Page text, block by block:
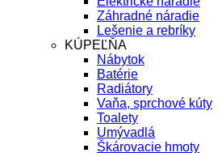
Záhradné náradie
Lešenie a rebríky
KÚPEĽŇA
Nábytok
Batérie
Radiátory
Vaňa, sprchové kúty
Toalety
Umývadlá
Škárovacie hmoty